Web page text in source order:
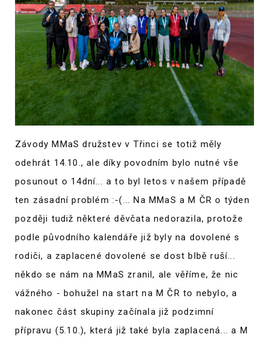
Závody MMaS družstev v Třinci se totiž měly
odehrát 14.10., ale díky povodním bylo nutné vše
posunout o 14dní... a to byl letos v našem případě
ten zásadní problém :-(... Na MMaS a M ČR o týden
později tudiž některé děvčata nedorazila, protože
podle původního kalendáře již byly na dovolené s
rodiči, a zaplacené dovolené se dost blbě ruší...
někdo se nám na MMaS zranil, ale věříme, že nic
vážného - bohužel na start na M ČR to nebylo, a
nakonec část skupiny začínala již podzimní
přípravu (5.10.), která již také byla zaplacená... a M